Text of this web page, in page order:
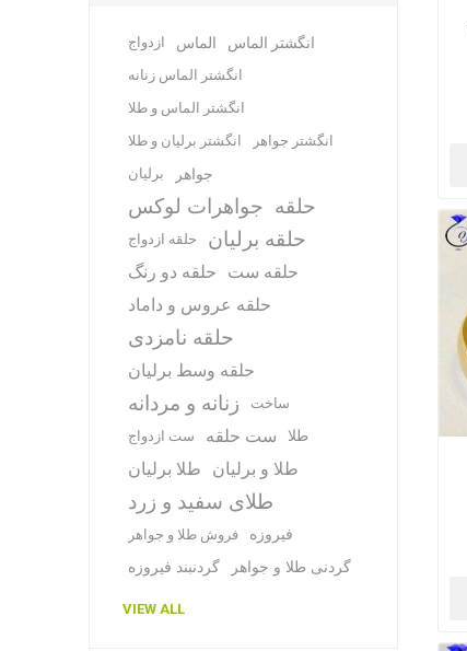
ازدواج الماس انگشتر الماس
انگشتر الماس زنانه
انگشتر الماس و طلا
انگشتر برلیان و طلا
انگشتر جواهر
برلیان
جواهر
جواهرات لوکس حلقه
حلقه ازدواج حلقه برلیان
حلقه دو رنگ
حلقه ست
حلقه عروس و داماد
حلقه نامزدی
حلقه وسط برلیان
زنانه و مردانه
ساخت
ست ازدواج
ست حلقه طلا
طلا برلیان طلا و برلیان
طلای سفید و زرد
فروش طلا و جواهر
فیروزه
گردنبند فیروزه
گردنی طلا و جواهر
VIEW ALL